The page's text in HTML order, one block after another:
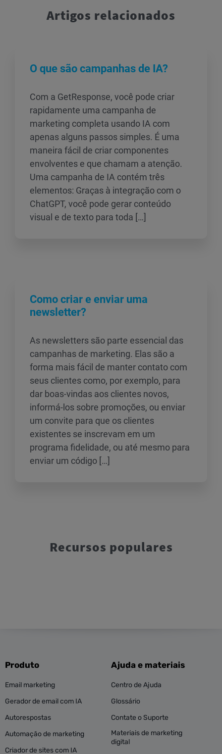
Artigos relacionados
O que são campanhas de IA?
Com a GetResponse, você pode criar
rapidamente uma campanha de
marketing completa usando IA com
apenas alguns passos simples. É uma
maneira fácil de criar componentes
envolventes e que chamam a atenção.
Uma campanha de IA contém três
elementos: Graças à integração com o
ChatGPT, você pode gerar conteúdo
visual e de texto para toda […]
Como criar e enviar uma
newsletter?
As newsletters são parte essencial das
campanhas de marketing. Elas são a
forma mais fácil de manter contato com
seus clientes como, por exemplo, para
dar boas-vindas aos clientes novos,
informá-los sobre promoções, ou enviar
um convite para que os clientes
existentes se inscrevam em um
programa fidelidade, ou até mesmo para
enviar um código […]
Recursos populares
Produto
Email marketing
Gerador de email com IA
Autorespostas
Automação de marketing
Criador de sites com IA
Ajuda e materiais
Centro de Ajuda
Glossário
Contate o Suporte
Materiais de marketing
digital